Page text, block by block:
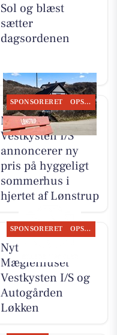
Sol og blæst
sætter
dagsordenen
SPONSORERET OPSLAGSTAVLEN
Mæglerhuset
Vestkysten I/S
annoncerer ny
pris på hyggeligt
sommerhus i
hjertet af Lønstrup
SPONSORERET OPSLAGSTAVLEN
Nyt fra
Mæglerhuset
Vestkysten I/S og
Autogården
Løkken